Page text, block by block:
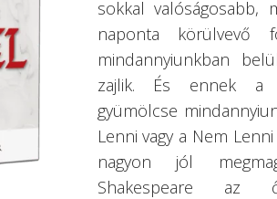
sokkal valóságosabb,
naponta körülvevő
mindannyiunkban
zajlik. És ennek a
gyümölcse
Lenni vagy a Nem
nagyon jól
Shakespeare az